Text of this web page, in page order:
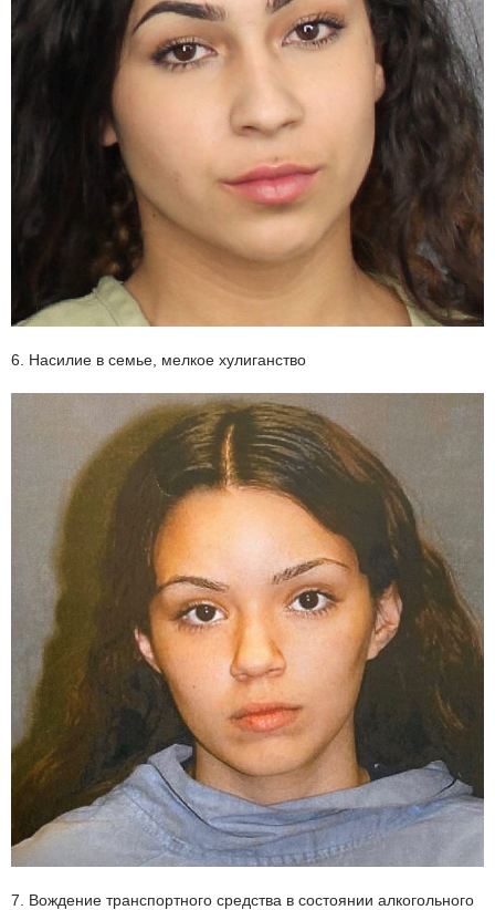
6. Насилие в семье, мелкое хулиганство
7. Вождение транспортного средства в состоянии алкогольного